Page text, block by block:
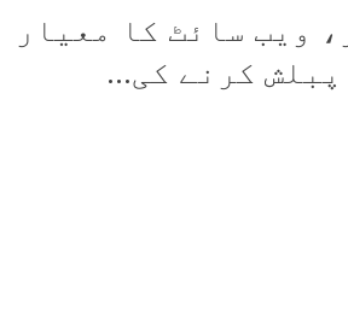
ویب سائٹ کا
کرنے کی...